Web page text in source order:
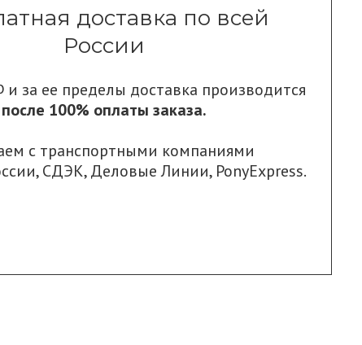
доставка по всей
России
за ее пределы доставка производится
после 100% оплаты заказа.
с транспортными компаниями
,СДЭК,Деловые Линии, PonyExpress.